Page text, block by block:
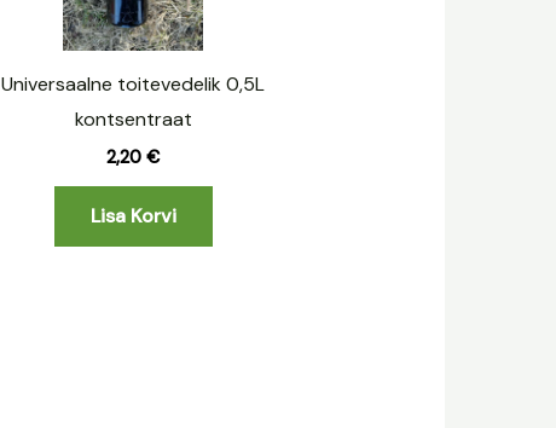
Universaalne toitevedelik 0,5L
kontsentraat
2,20€
Lisa Korvi